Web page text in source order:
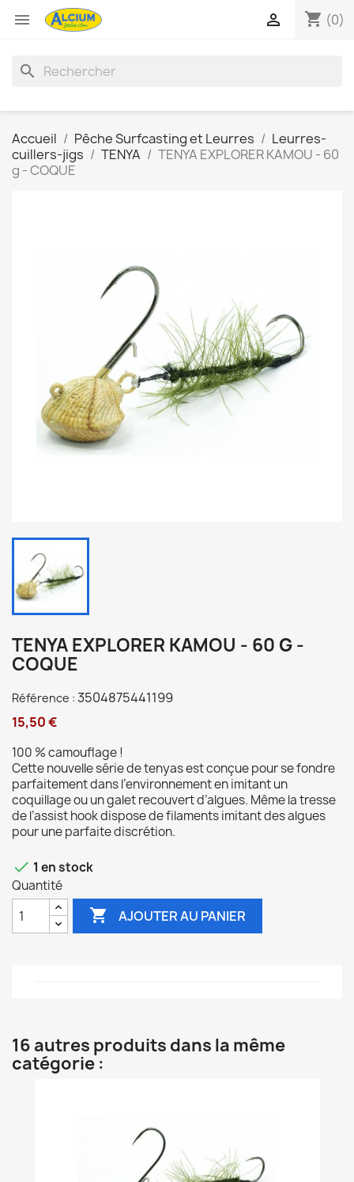
 shopping_cart (0)

search
Accueil Pêche Surfcasting et Leurres
Leurres-
cuillers-jigs
TENYA
TENYA EXPLORER KAMOU - 60
g - COQUE
TENYA EXPLORER KAMOU - 60 G -
COQUE
Référence : 3504875441199
15,50 €
100 % camouflage !
Cette nouvelle série de tenyas est conçue pour se fondre
parfaitement dans l’environnement en imitant un
coquillage ou un galet recouvert d’algues. Même la tresse
de l’assist hook dispose de filaments imitant des algues
pour une parfaite discrétion.
 1 en stock
Quantité
 AJOUTER AU PANIER
16 autres produits dans la même
catégorie :